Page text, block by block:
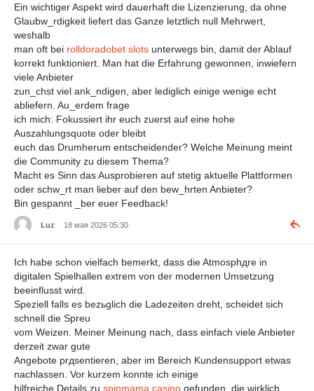
Ein wichtiger Aspekt wird dauerhaft die Lizenzierung, da ohne
Glaubw_rdigkeit liefert das Ganze letztlich null Mehrwert,
weshalb
man oft bei rolldoradobet slots unterwegs bin, damit der Ablauf
korrekt funktioniert. Man hat die Erfahrung gewonnen, inwiefern
viele Anbieter
zun_chst viel ank_ndigen, aber lediglich einige wenige echt
abliefern. Au_erdem frage
ich mich: Fokussiert ihr euch zuerst auf eine hohe
Auszahlungsquote oder bleibt
euch das Drumherum entscheidender? Welche Meinung meint
die Community zu diesem Thema?
Macht es Sinn das Ausprobieren auf stetig aktuelle Plattformen
oder schw_rt man lieber auf den bew_hrten Anbieter?
Bin gespannt _ber euer Feedback!
Luz 18 мая 2026 05:30
Ich habe schon vielfach bemerkt, dass die Atmosphдre in
digitalen Spielhallen extrem von der modernen Umsetzung
beeinflusst wird.
Speziell falls es bezьglich die Ladezeiten dreht, scheidet sich
schnell die Spreu
vom Weizen. Meiner Meinung nach, dass einfach viele Anbieter
derzeit zwar gute
Angebote prдsentieren, aber im Bereich Kundensupport etwas
nachlassen. Vor kurzem konnte ich einige
hilfreiche Details zu spinmama casino gefunden, die wirklich